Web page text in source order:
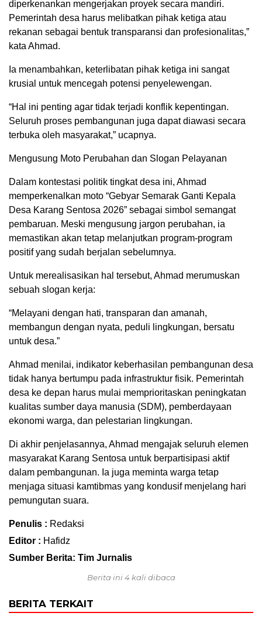
diperkenankan mengerjakan proyek secara mandiri.
Pemerintah desa harus melibatkan pihak ketiga atau
rekanan sebagai bentuk transparansi dan profesionalitas,”
kata Ahmad.
Ia menambahkan, keterlibatan pihak ketiga ini sangat
krusial untuk mencegah potensi penyelewengan.
“Hal ini penting agar tidak terjadi konflik kepentingan.
Seluruh proses pembangunan juga dapat diawasi secara
terbuka oleh masyarakat,” ucapnya.
Mengusung Moto Perubahan dan Slogan Pelayanan
Dalam kontestasi politik tingkat desa ini, Ahmad
memperkenalkan moto “Gebyar Semarak Ganti Kepala
Desa Karang Sentosa 2026” sebagai simbol semangat
pembaruan. Meski mengusung jargon perubahan, ia
memastikan akan tetap melanjutkan program-program
positif yang sudah berjalan sebelumnya.
Untuk merealisasikan hal tersebut, Ahmad merumuskan
sebuah slogan kerja:
“Melayani dengan hati, transparan dan amanah,
membangun dengan nyata, peduli lingkungan, bersatu
untuk desa.”
Ahmad menilai, indikator keberhasilan pembangunan desa
tidak hanya bertumpu pada infrastruktur fisik. Pemerintah
desa ke depan harus mulai memprioritaskan peningkatan
kualitas sumber daya manusia (SDM), pemberdayaan
ekonomi warga, dan pelestarian lingkungan.
Di akhir penjelasannya, Ahmad mengajak seluruh elemen
masyarakat Karang Sentosa untuk berpartisipasi aktif
dalam pembangunan. Ia juga meminta warga tetap
menjaga situasi kamtibmas yang kondusif menjelang hari
pemungutan suara.
Penulis : Redaksi
Editor : Hafidz
Sumber Berita: Tim Jurnalis
Berita ini 4 kali dibaca
BERITA TERKAIT